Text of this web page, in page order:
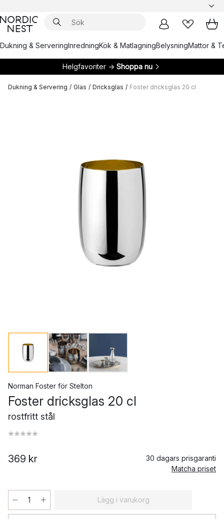
Dukning & ServeringInredningKök & MatlagningBelysningMattor &
Helgfavoriter → Shoppa nu
Dukning & Servering / Glas / Dricksglas / Foster dricksglas 20 cl
Norman Foster för Stelton
Foster dricksglas 20 cl
rostfritt stål
369 kr
30 dagars prisgaranti
Matcha priset
Lägg i varukorg